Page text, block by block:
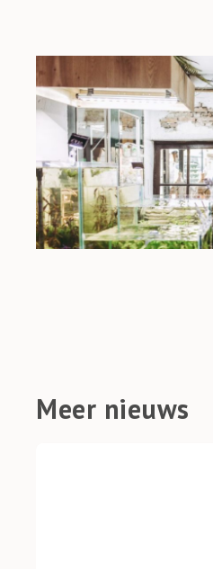
Meer nieuws